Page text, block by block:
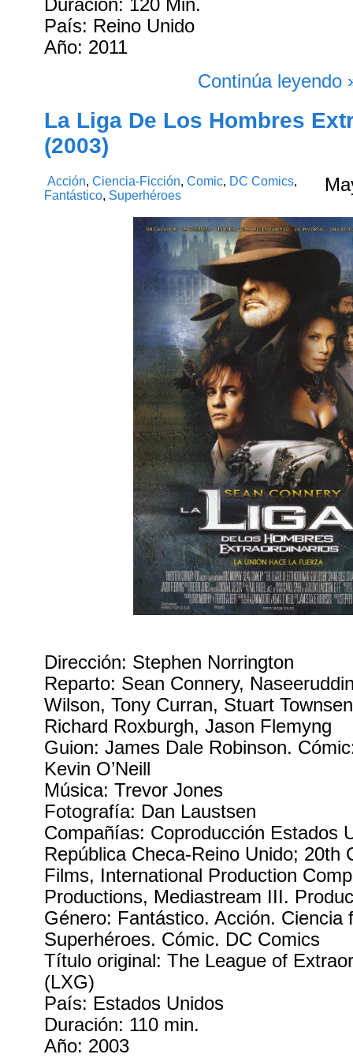
Duración: 120 Min.
País: Reino Unido
Año: 2011
Continúa leyendo
La Liga De Los Hombres
(2003)
Acción,Ciencia-Ficción,Comic, DC Comics,
Fantástico, Superhéroes
Dirección: Stephen Norrington
Reparto: Sean Connery,
Wilson, Tony Curran, Stuart
Richard Roxburgh, Jason Flemyng
Guion: James Dale Robinson.
Kevin O’Neill
Música: Trevor Jones
Fotografía: Dan Laustsen
Compañías: Coproducción Estados
República Checa-Reino Unido; 20th
Films, International Production
Productions, Mediastream III.
Género: Fantástico. Acción. Ciencia
Superhéroes. Cómic. DC Comics
Título original: The League of
(LXG)
País: Estados Unidos
Duración: 110 min.
Año: 2003